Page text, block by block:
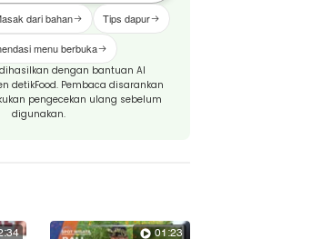
dari bahan Tips dapur
menu berbuka
dengan bantuan AI
detikFood. Pembaca disarankan
pengecekan ulang sebelum
digunakan.
01:23